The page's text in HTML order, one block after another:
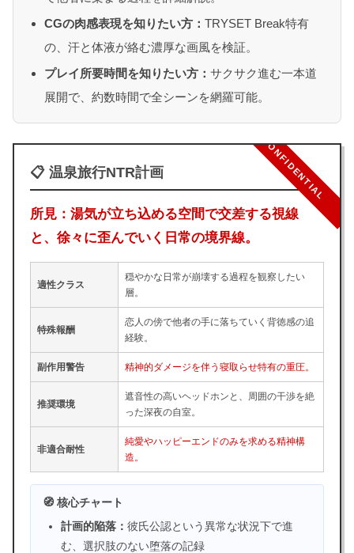
CGの肉感表現を知りたい方：TRYSET Break特有
の、汗と体液が絡む濃厚な画風を検証。
プレイ所要時間を知りたい方：サクサク進む一本道
展開で、約数時間で全シーンを網羅可能。
CONFIDENTIAL
📋 温泉旅行NTR計画
所見：湯気が立ち込める空間で交差する視線
と、徐々に歪んでいく日常の境界線。
適性クラス
穏やかな日常が崩壊する過程を観察したい
層。
特殊報酬
恋人の傍で他者の手に落ちていく背徳感の追
経験。
副作用警告 精神的ダメージを伴う寝取らせ特有の重圧。
推奨環境
遮音性の高いヘッドホンと、周囲の干渉を絶
った深夜の自室。
非適合耐性
純愛やハッピーエンドのみを求める精神構
造。
🧭 核心チャート
計画的陥落： 彼氏公認という異常な状況下で進
む、選択肢のない堕落の記録